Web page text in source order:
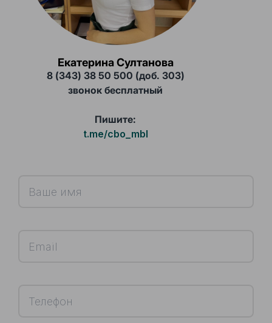
Екатерина Султанова
8 (343) 38 50 500 (доб. 303)
звонок бесплатный
Пишите:
t.me/cbo_mbl